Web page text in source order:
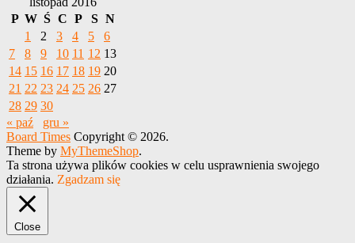
P W Ś C P S N
1
2 3 4 5
6
7
8 9 10 11 12 13
14 15 16 17 18 19 20
21 22 23 24 25 26 27
28 29 30
« paź
gru »
Board Times Copyright © 2026.
Theme by MyThemeShop.
Ta strona używa plików cookies w celu usprawnienia swojego
działania. Zgadzam się
Close